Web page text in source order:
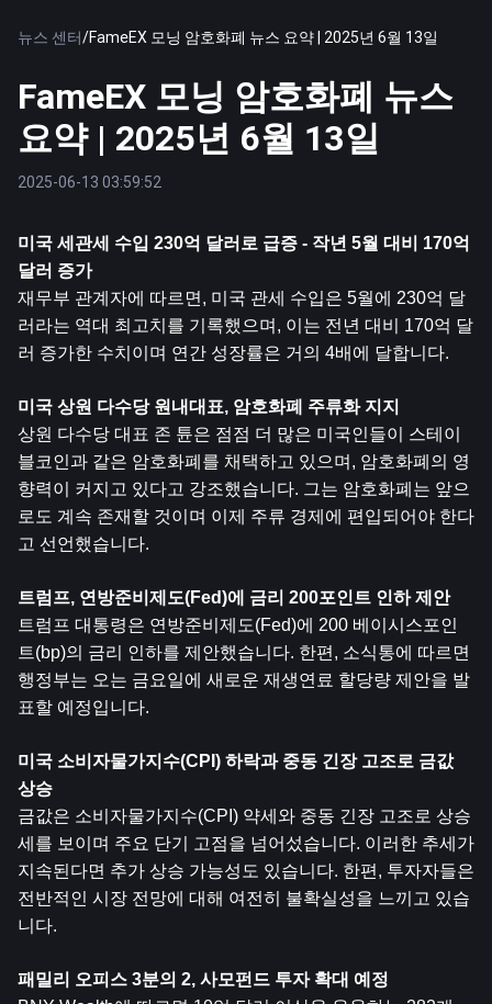
뉴스 센터/FameEX 모닝 암호화폐 뉴스 요약 | 2025년 6월 13일
FameEX 모닝 암호화폐 뉴스
요약 | 2025년 6월 13일
2025-06-13 03:59:52
미국 세관세 수입 230억 달러로 급증 - 작년 5월 대비 170억
달러 증가
재무부 관계자에 따르면, 미국 관세 수입은 5월에 230억 달
러라는 역대 최고치를 기록했으며, 이는 전년 대비 170억 달
러 증가한 수치이며 연간 성장률은 거의 4배에 달합니다.
미국 상원 다수당 원내대표, 암호화폐 주류화 지지
상원 다수당 대표 존 튠은 점점 더 많은 미국인들이 스테이
블코인과 같은 암호화폐를 채택하고 있으며, 암호화폐의 영
향력이 커지고 있다고 강조했습니다. 그는 암호화폐는 앞으
로도 계속 존재할 것이며 이제 주류 경제에 편입되어야 한다
고 선언했습니다.
트럼프, 연방준비제도(Fed)에 금리 200포인트 인하 제안
트럼프 대통령은 연방준비제도(Fed)에 200 베이시스포인
트(bp)의 금리 인하를 제안했습니다. 한편, 소식통에 따르면
행정부는 오는 금요일에 새로운 재생연료 할당량 제안을 발
표할 예정입니다.
미국 소비자물가지수(CPI) 하락과 중동 긴장 고조로 금값
상승
금값은 소비자물가지수(CPI) 약세와 중동 긴장 고조로 상승
세를 보이며 주요 단기 고점을 넘어섰습니다. 이러한 추세가
지속된다면 추가 상승 가능성도 있습니다. 한편, 투자자들은
전반적인 시장 전망에 대해 여전히 불확실성을 느끼고 있습
니다.
패밀리 오피스 3분의 2, 사모펀드 투자 확대 예정